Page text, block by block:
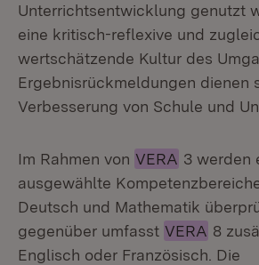
Unterrichtsentwicklung genutzt
eine kritisch-reflexive und
wertschätzende Kultur des
Ergebnisrückmeldungen dienen
Verbesserung von Schule und
Im Rahmen von VERA 3 werden
ausgewählte
Deutsch und Mathematik
gegenüber umfasst VERA 8
Englisch oder Französisch. Die